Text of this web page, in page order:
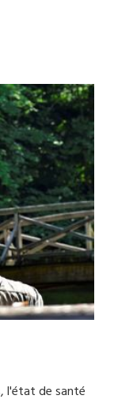
l'état de santé